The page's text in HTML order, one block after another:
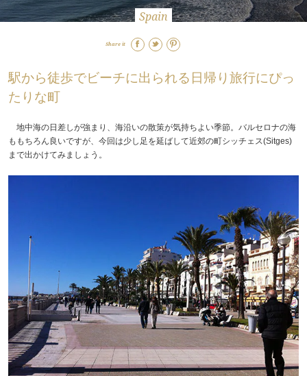
Spain
Share it
駅から徒歩でビーチに出られる日帰り旅行にぴっ
たりな町
地中海の日差しが強まり、海沿いの散策が気持ちよい季節。バルセロナの海
ももちろん良いですが、今回は少し足を延ばして近郊の町シッチェス(Sitges)
まで出かけてみましょう。